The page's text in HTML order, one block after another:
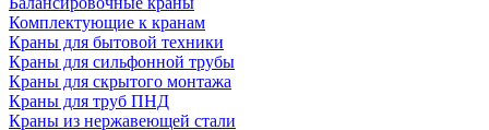
Комплектующие к кранам
Краны для бытовой техники
Краны для сильфонной трубы
Краны для скрытого монтажа
Краны для труб ПНД
Краны из нержавеющей стали